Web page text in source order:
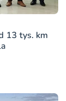
13 tys. km